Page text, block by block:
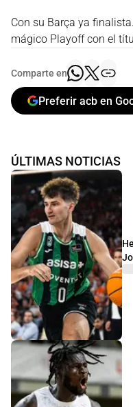
Con su Barça ya
mágico Playoff con el
Comparte en
Preferir acb en
ÚLTIMAS NOTICIAS